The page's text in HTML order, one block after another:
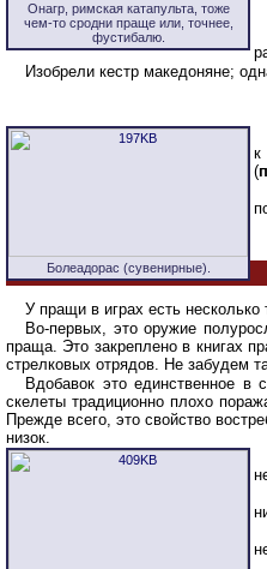
Онагр, римская катапульта, тоже
чем-то сродни праще или, точнее,
фустибалю.
Изобрели кестр македоняне;
Болеадорас (сувенирные).
к
(
У пращи в играх есть несколько
Во-первых, это оружие
праща. Это закреплено в книгах
стрелковых отрядов. Не забудем
Вдобавок это единственное в
скелеты традиционно плохо
Прежде всего, это свойство
низок.